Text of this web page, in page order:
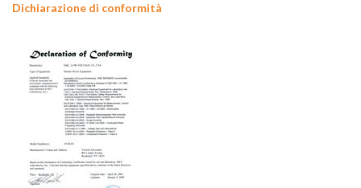
Dichiarazione di conformità